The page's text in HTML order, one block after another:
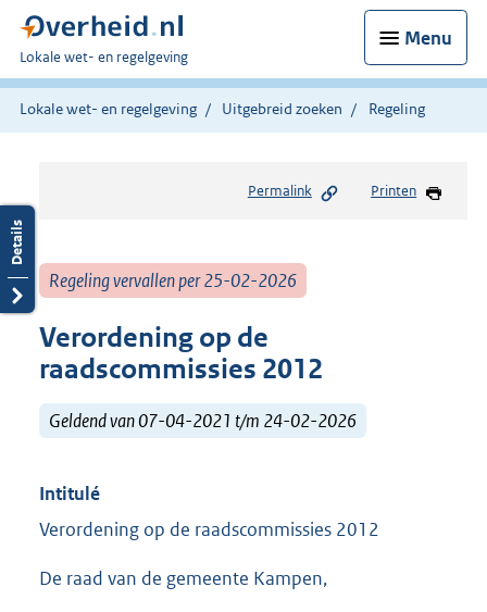
Menu
U
bent
hier:
Lokale wet- en regelgeving
Lokale wet- en regelgeving Uitgebreid zoeken Regeling
Permalink Printen
Regeling vervallen per 25-02-2026
Verordening op de
raadscommissies 2012
Geldend van 07-04-2021 t/m 24-02-2026
Intitulé
Verordening op de raadscommissies 2012
De raad van de gemeente Kampen,